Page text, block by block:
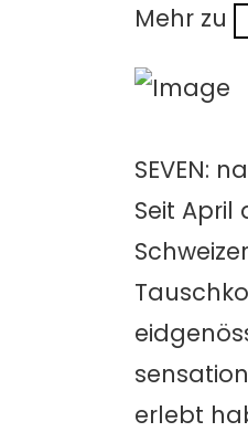
Mehr zu
SEVEN:
Seit
Schweizer
erlebt